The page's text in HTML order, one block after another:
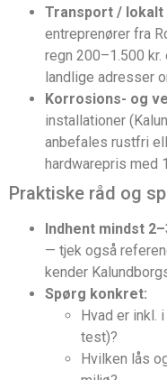
Transport /
entreprenører fra
regn 200–1.500
landlige adresser
Korrosions- og
installationer
anbefales rustfri
hardwarepris med
Praktiske råd og
Indhent mindst
— tjek også
kender
Spørg konkret:
Hvad er inkl.
test)?
Hvilken lås